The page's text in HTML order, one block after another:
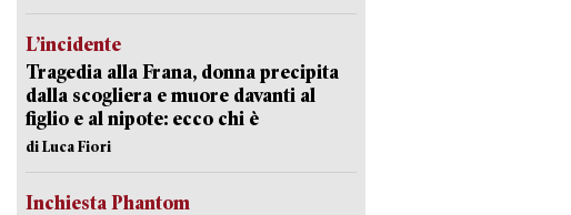
L’incidente
Tragedia alla Frana, donna precipita
dalla scogliera e muore davanti al
figlio e al nipote: ecco chi è
di Luca Fiori
Inchiesta Phantom